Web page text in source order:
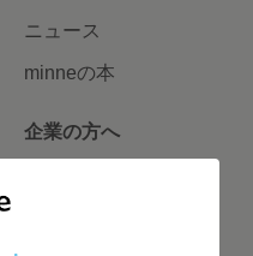
ニュース
minneの本
企業の方へ